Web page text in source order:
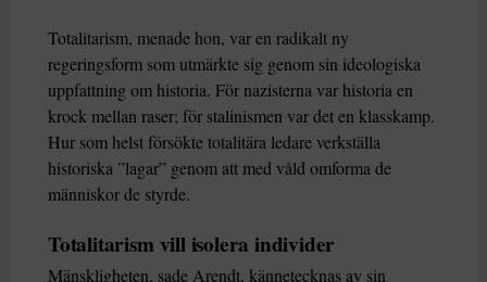
Totalitarism, menade hon, var en radikalt ny
regeringsform som utmärkte sig genom sin ideologiska
uppfattning om historia. För nazisterna var historia en
krock mellan raser; för stalinismen var det en klasskamp.
Hur som helst försökte totalitära ledare verkställa
historiska ”lagar” genom att med våld omforma de
människor de styrde.
Totalitarism vill isolera individer
Mänskligheten, sade Arendt, kännetecknas av sin